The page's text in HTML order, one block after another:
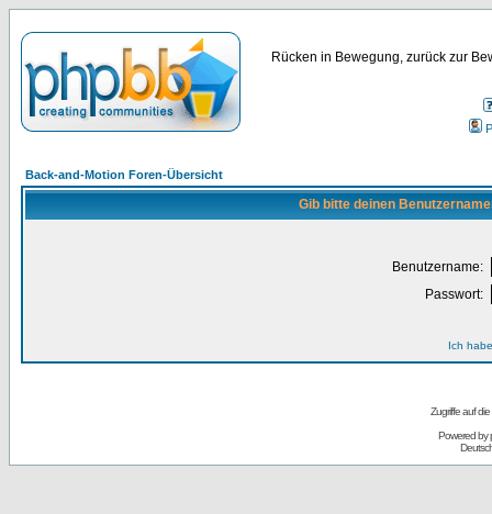
Rücken in Bewegung, zurück zur
Back-and-Motion Foren-Übersicht
Gib bitte deinen
Benutzername:
Passwort:
Ich
Zugriffe auf
Powered by